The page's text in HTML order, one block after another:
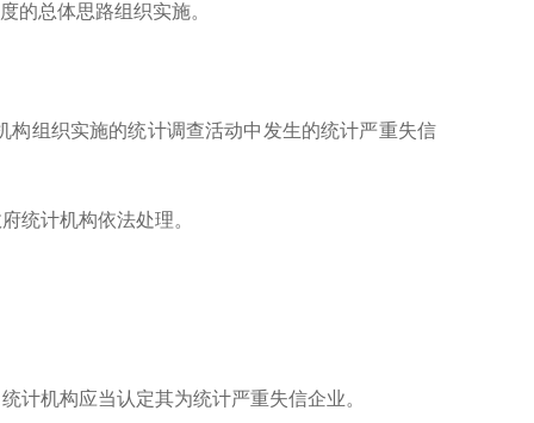
的总体思路组织实施。
组织实施的统计调查活动中发生的统计严重失信
统计机构依法处理。
机构应当认定其为统计严重失信企业。